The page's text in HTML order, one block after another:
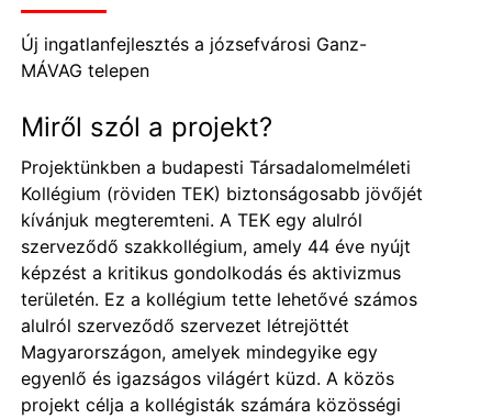
Új ingatlanfejlesztés a józsefvárosi Ganz-
MÁVAG telepen
Miről szól a projekt?
Projektünkben a budapesti Társadalomelméleti
Kollégium (röviden TEK) biztonságosabb jövőjét
kívánjuk megteremteni. A TEK egy alulról
szerveződő szakkollégium, amely 44 éve nyújt
képzést a kritikus gondolkodás és aktivizmus
területén. Ez a kollégium tette lehetővé számos
alulról szerveződő szervezet létrejöttét
Magyarországon, amelyek mindegyike egy
egyenlő és igazságos világért küzd. A közös
projekt célja a kollégisták számára közösségi